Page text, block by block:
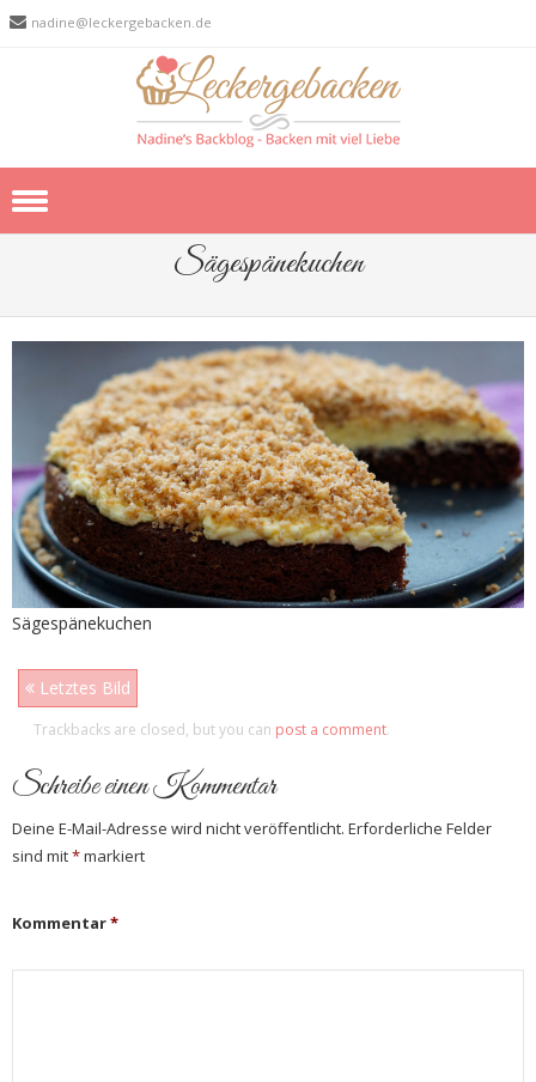
nadine@leckergebacken.de
Sägespänekuchen
Sägespänekuchen
Letztes Bild
Trackbacks are closed, but you can post a comment.
Schreibe einen Kommentar
Deine E-Mail-Adresse wird nicht veröffentlicht. Erforderliche Felder
sind mit*markiert
Kommentar*